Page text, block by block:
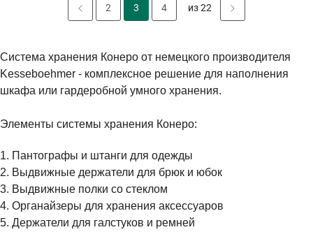
2 3 4 из 22
Система хранения Конеро от немецкого производителя
Kesseboehmer - комплексное решение для наполнения
шкафа или гардеробной умного хранения.
Элементы системы хранения Конеро:
1. Пантографы и штанги для одежды
2. Выдвижные держатели для брюк и юбок
3. Выдвижные полки со стеклом
4. Органайзеры для хранения аксессуаров
5. Держатели для галстуков и ремней